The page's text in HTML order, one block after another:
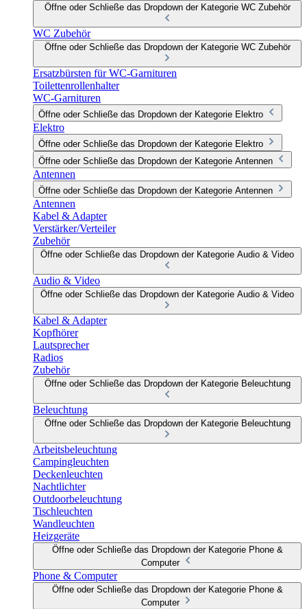
Öffne oder Schließe das Dropdown der Kategorie WC Zubehör
WC Zubehör
Öffne oder Schließe das Dropdown der Kategorie WC Zubehör
Ersatzbürsten für WC-Garnituren
Toilettenrollenhalter
WC-Garnituren
Öffne oder Schließe das Dropdown der Kategorie Elektro
Elektro
Öffne oder Schließe das Dropdown der Kategorie Elektro
Öffne oder Schließe das Dropdown der Kategorie Antennen
Antennen
Öffne oder Schließe das Dropdown der Kategorie Antennen
Antennen
Kabel & Adapter
Verstärker/Verteiler
Zubehör
Öffne oder Schließe das Dropdown der Kategorie Audio & Video
Audio & Video
Öffne oder Schließe das Dropdown der Kategorie Audio & Video
Kabel & Adapter
Kopfhörer
Lautsprecher
Radios
Zubehör
Öffne oder Schließe das Dropdown der Kategorie Beleuchtung
Beleuchtung
Öffne oder Schließe das Dropdown der Kategorie Beleuchtung
Arbeitsbeleuchtung
Campingleuchten
Deckenleuchten
Nachtlichter
Outdoorbeleuchtung
Tischleuchten
Wandleuchten
Heizgeräte
Öffne oder Schließe das Dropdown der Kategorie Phone &
Computer
Phone & Computer
Öffne oder Schließe das Dropdown der Kategorie Phone &
Computer